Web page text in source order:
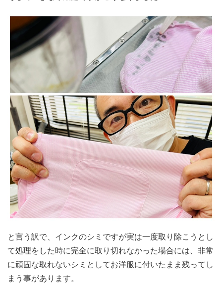
と言う訳で、インクのシミですが実は一度取り除こうとし
て処理をした時に完全に取り切れなかった場合には、非常
に頑固な取れないシミとしてお洋服に付いたまま残ってし
まう事があります。